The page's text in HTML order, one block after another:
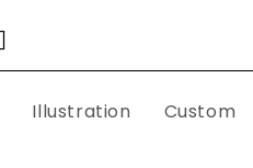
Illustration Custom